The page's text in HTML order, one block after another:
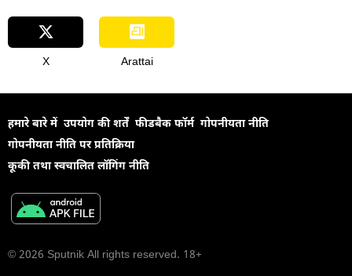
X Arattai
हमारे बारे में उपयोग की शर्तें फीडबैक फॉर्म गोपनीयता नीति
गोपनीयता नीति पर प्रतिक्रिया
कूकी तथा स्वचालित लॉगिंग नीति
© 2026 Sputnik All rights reserved. 18+